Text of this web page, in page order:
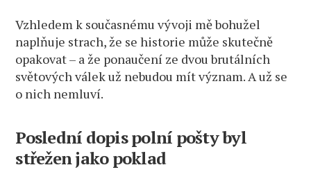
Vzhledem k současnému vývoji mě bohužel
naplňuje strach, že se historie může skutečně
opakovat – a že ponaučení ze dvou brutálních
světových válek už nebudou mít význam. A už se
o nich nemluví.
Poslední dopis polní pošty byl
střežen jako poklad